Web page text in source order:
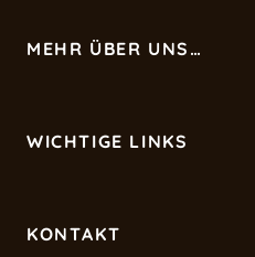
MEHR ÜBER UNS…
WICHTIGE LINKS
KONTAKT